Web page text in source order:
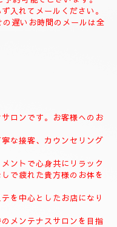
対応致します。)
ね。
す。
致しす。📱
📱
予約可能でございます。
入れてメールください。
遅いお時間のメールは全